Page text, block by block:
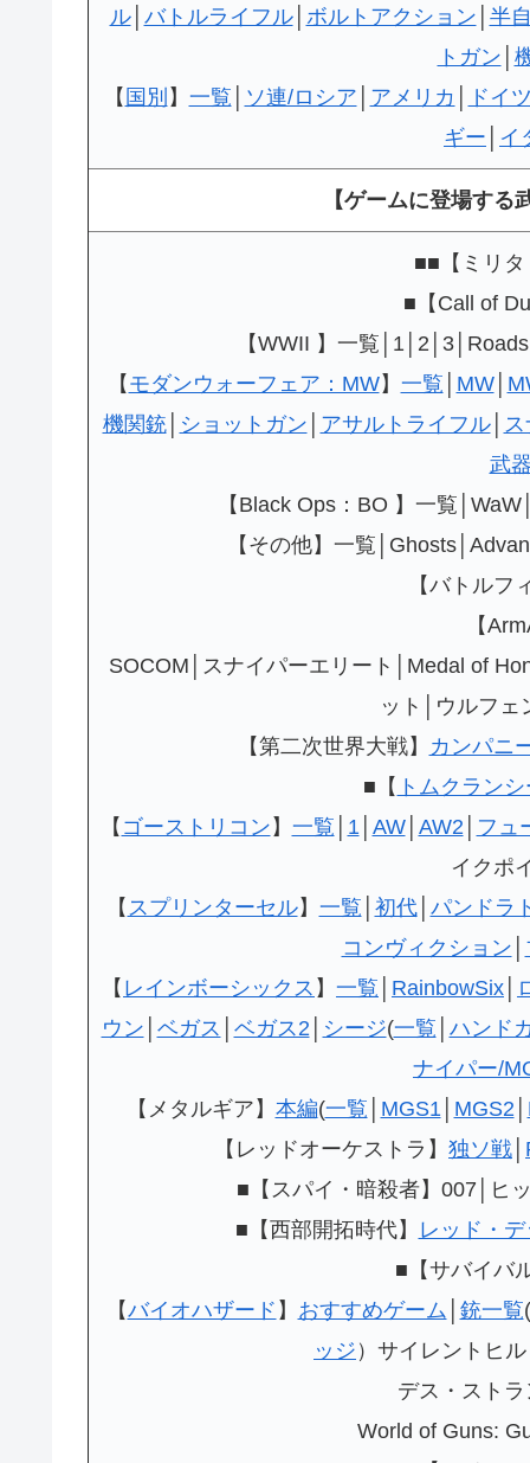
ル│ バトルライフル│ ボルトアクション 半
トガン
【 国別 】 一覧 ソ連/ロシア アメリカ
ドイ
ギー
イ
【ゲームに登場する
■■【ミリ
■【Call of
【WWII 】一覧
【 モダンウォーフェア：MW】 一覧 MW│
機関銃│ ショットガン アサルトライフル│
武
【Black Ops：BO 】一覧
【その他】一覧
【バトルフ
【
SOCOM│スナイパーエリート│Medal of
ット│ウルフェ
【第二次世界大戦】
カンパニ
■【 トムクラン
【 ゴーストリコン 】 一覧 1 AW│ AW2
フュ
イクポ
【 スプリンターセル】 一覧 初代│ パンドラ
コンヴィクション
【 レインボーシックス 】 一覧 RainbowSix
ウン ベガス ベガス2 シージ(一覧 ハンド
ナイパー/
【メタルギア】 本編(一覧 MGS1 MGS2
【レッドオーケストラ】 独ソ戦
■【スパイ・暗殺者】007│ヒ
■【西部開拓時代】
レッド・
■【サバイバ
【バイオハザード 】 おすすめゲーム 銃一覧(
ッジ ）サイレントヒ
デス・スト
World of Guns: